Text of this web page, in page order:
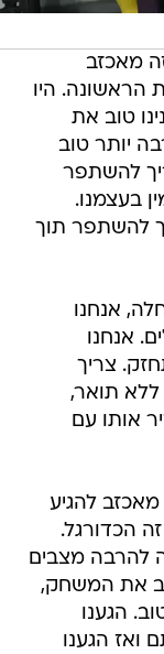
מאכזב
הראשונה. היו
טוב את
יותר טוב
להשתפר
בעצמנו.
להשתפר תוך
אנחנו
אנחנו
צריך
ללא תואר,
אותו עם
מאכזב להגיע
הכדורגל.
להרבה מצבים
את המשחק,
הגענו
ואז הגענו